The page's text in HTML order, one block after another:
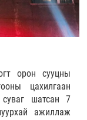
орон сууцны
цахилгаан
суваг шатсан 7
ажиллаж